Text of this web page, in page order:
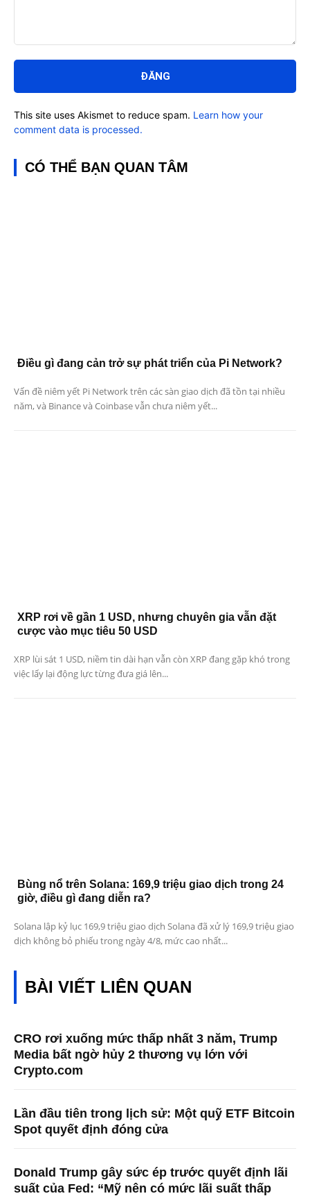
luận:
This site uses Akismet to reduce spam. Learn how your
comment data is processed.
CÓ THỂ BẠN QUAN TÂM
Điều gì đang cản trở sự phát triển của Pi Network?
Vấn đề niêm yết Pi Network trên các sàn giao dịch đã tồn tại nhiều
năm, và Binance và Coinbase vẫn chưa niêm yết...
XRP rơi về gần 1 USD, nhưng chuyên gia vẫn đặt
cược vào mục tiêu 50 USD
XRP lùi sát 1 USD, niềm tin dài hạn vẫn còn XRP đang gặp khó trong
việc lấy lại động lực từng đưa giá lên...
Bùng nổ trên Solana: 169,9 triệu giao dịch trong 24
giờ, điều gì đang diễn ra?
Solana lập kỷ lục 169,9 triệu giao dịch Solana đã xử lý 169,9 triệu giao
dịch không bỏ phiếu trong ngày 4/8, mức cao nhất...
BÀI VIẾT LIÊN QUAN
CRO rơi xuống mức thấp nhất 3 năm, Trump
Media bất ngờ hủy 2 thương vụ lớn với
Crypto.com
Lần đầu tiên trong lịch sử: Một quỹ ETF Bitcoin
Spot quyết định đóng cửa
Donald Trump gây sức ép trước quyết định lãi
suất của Fed: “Mỹ nên có mức lãi suất thấp